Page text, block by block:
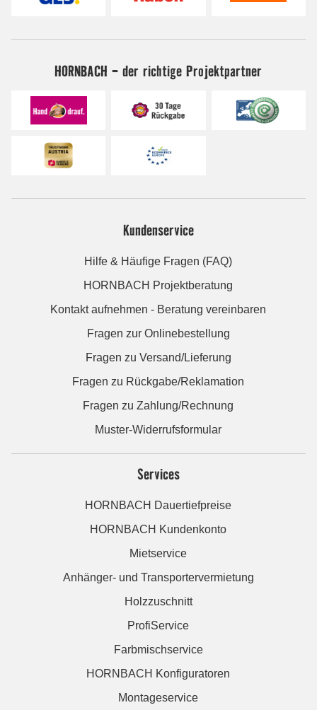
HORNBACH - der richtige Projektpartner
Kundenservice
Hilfe & Häufige Fragen (FAQ)
HORNBACH Projektberatung
Kontakt aufnehmen - Beratung vereinbaren
Fragen zur Onlinebestellung
Fragen zu Versand/Lieferung
Fragen zu Rückgabe/Reklamation
Fragen zu Zahlung/Rechnung
Muster-Widerrufsformular
Services
HORNBACH Dauertiefpreise
HORNBACH Kundenkonto
Mietservice
Anhänger- und Transportervermietung
Holzzuschnitt
ProfiService
Farbmischservice
HORNBACH Konfiguratoren
Montageservice